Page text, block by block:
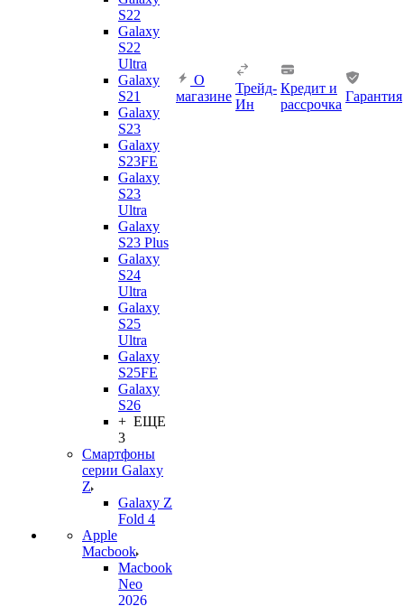
S22
Galaxy
S22
Ultra
Galaxy
S21
Galaxy
S23
Galaxy
S23FE
Galaxy
S23
Ultra
Galaxy
S23 Plus
Galaxy
S24
Ultra
Galaxy
S25
Ultra
Galaxy
S25FE
Galaxy
S26
+ ЕЩЕ
3
Смартфоны
серии Galaxy
Z
Galaxy Z
Fold 4
Apple
Macbook
Macbook
Neo
2026
О
магазине
Трейд-
Ин
Кредит и
рассрочка
Гарантия